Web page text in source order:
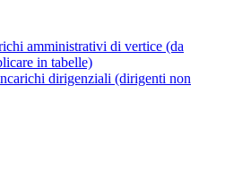
amministrativi di vertice (da
in tabelle)
dirigenziali (dirigenti non